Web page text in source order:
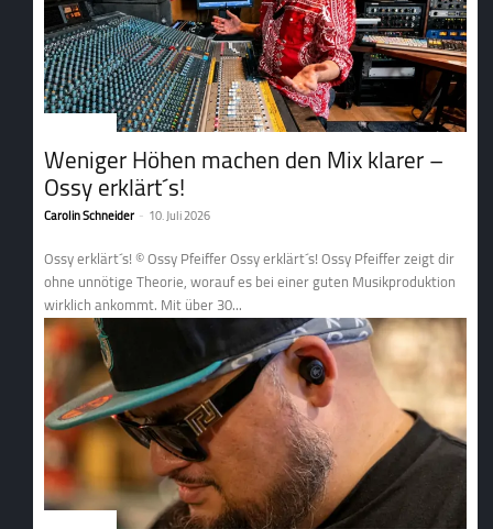
Weniger Höhen machen den Mix klarer –
Ossy erklärt´s!
Carolin Schneider - 10. Juli 2026
Ossy erklärt´s! © Ossy Pfeiffer Ossy erklärt´s! Ossy Pfeiffer zeigt dir
ohne unnötige Theorie, worauf es bei einer guten Musikproduktion
wirklich ankommt. Mit über 30...